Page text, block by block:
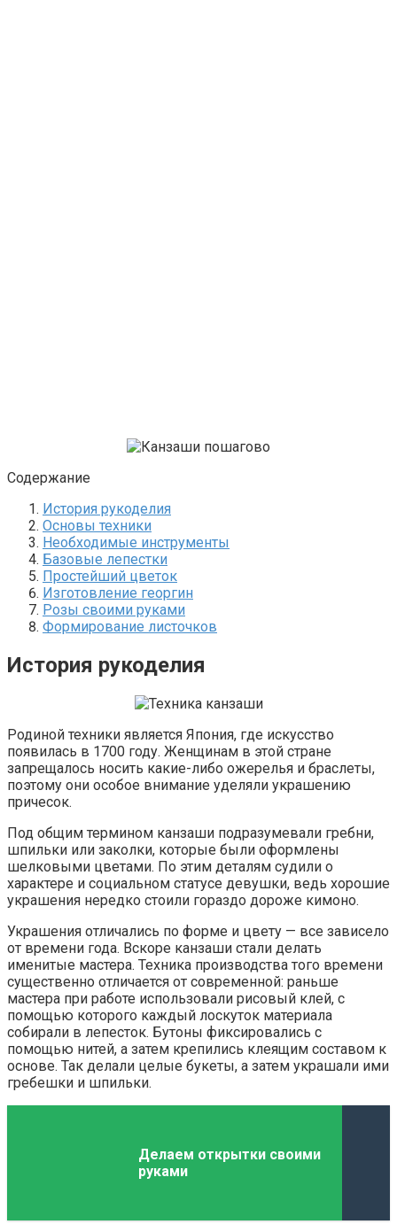
Содержание
История рукоделия
Основы техники
Необходимые инструменты
Базовые лепестки
Простейший цветок
Изготовление георгин
Розы своими руками
Формирование листочков
История рукоделия
Родиной техники является Япония, где искусство
появилась в 1700 году. Женщинам в этой стране
запрещалось носить какие-либо ожерелья и браслеты,
поэтому они особое внимание уделяли украшению
причесок.
Под общим термином канзаши подразумевали гребни,
шпильки или заколки, которые были оформлены
шелковыми цветами. По этим деталям судили о
характере и социальном статусе девушки, ведь хорошие
украшения нередко стоили гораздо дороже кимоно.
Украшения отличались по форме и цвету — все зависело
от времени года. Вскоре канзаши стали делать
именитые мастера. Техника производства того времени
существенно отличается от современной: раньше
мастера при работе использовали рисовый клей, с
помощью которого каждый лоскуток материала
собирали в лепесток. Бутоны фиксировались с
помощью нитей, а затем крепились клеящим составом к
основе. Так делали целые букеты, а затем украшали ими
гребешки и шпильки.
Делаем открытки своими
руками